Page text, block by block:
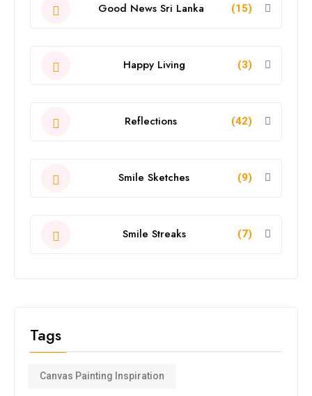
Good News Sri Lanka (15)
Happy Living (3)
Reflections (42)
Smile Sketches (9)
Smile Streaks (7)
Tags
Canvas Painting Inspiration